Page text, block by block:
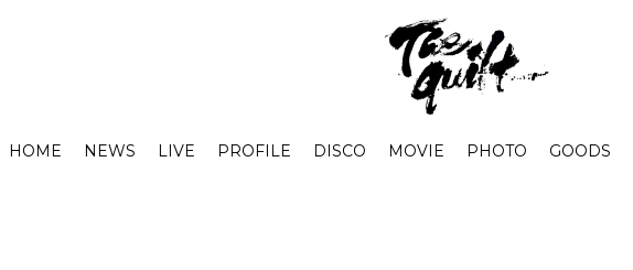
HOME NEWS LIVE PROFILE DISCO MOVIE PHOTO GOODS